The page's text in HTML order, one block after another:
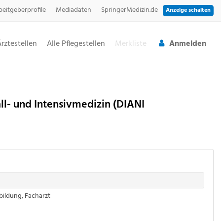
Anzeige schalten
Mediadaten SpringerMedizin.de
Anmelden
Alle Pflegestellen Merkliste
und Intensivmedizin (DIANI
,Facharzt